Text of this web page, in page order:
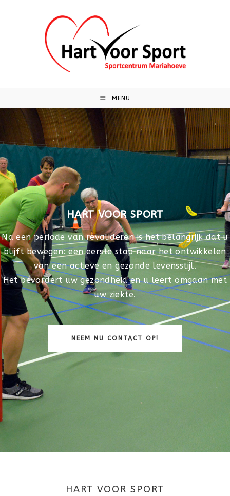
MENU
HART VOOR SPORT
Na een periode van revalideren is het belangrijk dat u
blijft bewegen: een eerste stap naar het ontwikkelen
van een actieve en gezonde levensstijl.
Het bevordert uw gezondheid en u leert omgaan met
uw ziekte.
NEEM NU CONTACT OP!
HART VOOR SPORT